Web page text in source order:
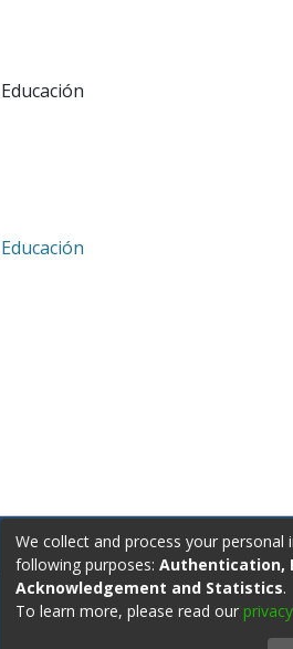
Contáctanos:
We collect and process your
following purposes: Authentication,
Acknowledgement and Statistics.
To learn more, please read our